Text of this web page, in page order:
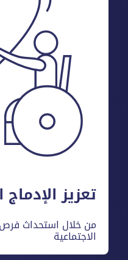
تعزيز
من خلال استحداث فرص
الاجتماعية